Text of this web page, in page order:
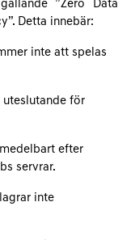
”Zero Data
Detta innebär:
inte att spelas
uteslutande för
efter
servrar.
inte